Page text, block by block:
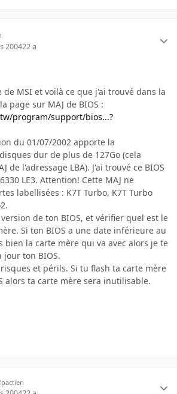
200422 a
de MSI et voilà ce que j'ai trouvé dans la
page sur MAJ de BIOS :
program/support/bios...?
du 01/07/2002 apporte la
dur de plus de 127Go (cela
de l'adressage LBA). J'ai trouvé ce BIOS
LE3. Attention! Cette MAJ ne
labellisées : K7T Turbo, K7T Turbo
de ton BIOS, et vérifier quel est le
Si ton BIOS a une date inférieure au
bien la carte mère qui va avec alors je te
jour ton BIOS.
et périls. Si tu flash ta carte mère
alors ta carte mère sera inutilisable.